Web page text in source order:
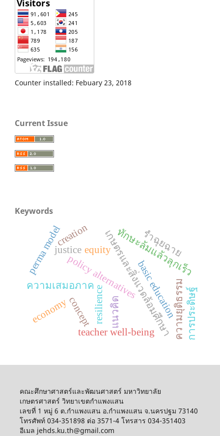
Counter installed: Febuary 23, 2018
Current Issue
Keywords
เกษตรและสิ่งแวดล้อมศึกษา
resilience
policy alternativesbasic education
equity
justice ทักษะล้มแล้วลุกเร็ว
teacher well-being
ความเสมอภาค
perma model
ความยุติธรรม
แนวคิด การประดิษฐ์
รำฉุยฉาย
concept
creation
economy
คณะศึกษาศาสตร์และพัฒนศาสตร์ มหาวิทยาลัย
เกษตรศาสตร์ วิทยาเขตกำแพงแสน
เลขที่ 1 หมู่ 6 ต.กำแพงแสน อ.กำแพงแสน จ.นครปฐม 73140
โทรศัพท์ 034-351898 ต่อ 3571-4 โทรสาร 034-351403
อีเมล jehds.ku.th@gmail.com